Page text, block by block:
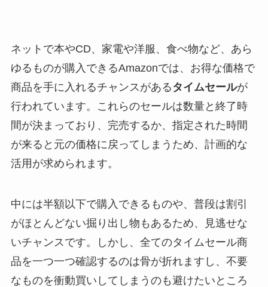
ネットで本やCD、家電や洋服、食べ物など、あら
ゆるものが購入できるAmazonでは、お得な価格で
商品を手に入れるチャンスがある タイムセールが
行われています。これらのセールは数量と終了時
間が決まっており、完売するか、指定された時間
が来ると元の価格に戻ってしまうため、計画的な
活用が求められます。
中には半額以下で購入できるものや、普段は割引
がほとんどない掘り出し物もあるため、見逃せな
いチャンスです。しかし、全てのタイムセール商
品を一つ一つ確認するのは骨が折れますし、不要
なものを衝動買いしてしまうのも避けたいところ